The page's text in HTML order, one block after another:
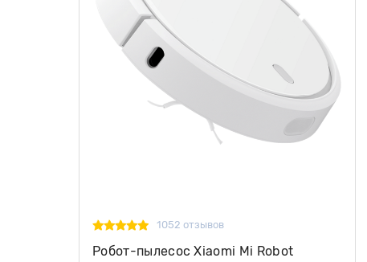
1052 отзывов
Робот-пылесос Xiaomi Mi Robot